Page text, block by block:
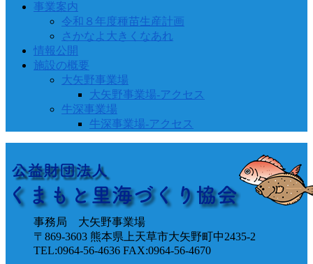
事業案内
令和８年度種苗生産計画
さかなよ大きくなあれ
情報公開
施設の概要
大矢野事業場
大矢野事業場-アクセス
牛深事業場
牛深事業場-アクセス
事務局 大矢野事業場
〒869-3603 熊本県上天草市大矢野町中2435-2
TEL:0964-56-4636 FAX:0964-56-4670